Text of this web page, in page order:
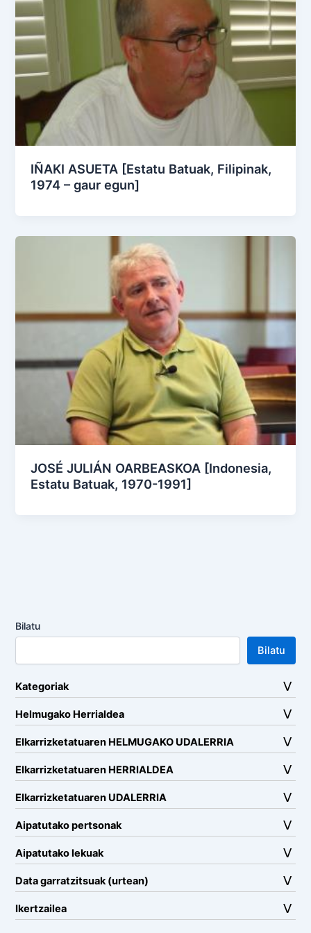
IÑAKI ASUETA [Estatu Batuak, Filipinak,
1974 – gaur egun]
JOSÉ JULIÁN OARBEASKOA [Indonesia,
Estatu Batuak, 1970-1991]
Bilatu
Bilatu
Kategoriak
Helmugako Herrialdea
Elkarrizketatuaren HELMUGAKO UDALERRIA
Elkarrizketatuaren HERRIALDEA
Elkarrizketatuaren UDALERRIA
Aipatutako pertsonak
Aipatutako lekuak
Data garratzitsuak (urtean)
Ikertzailea